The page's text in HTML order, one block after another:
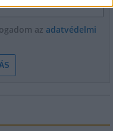
az adatvédelmi